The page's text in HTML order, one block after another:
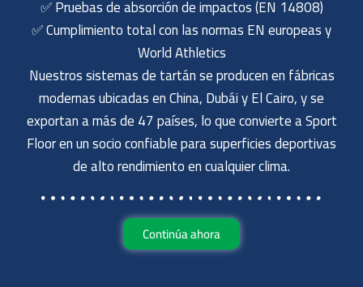
✅ Pruebas de absorción de impactos (EN 14808)
✅ Cumplimiento total con las normas EN europeas y
World Athletics
Nuestros sistemas de tartán se producen en fábricas
modernas ubicadas en China, Dubái y El Cairo, y se
exportan a más de 47 países, lo que convierte a Sport
Floor en un socio confiable para superficies deportivas
de alto rendimiento en cualquier clima.
Continúa ahora